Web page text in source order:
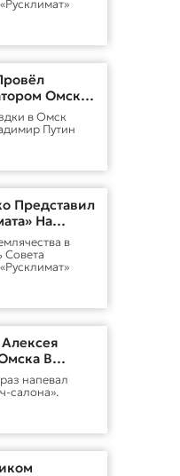
Омской
в Омск
Путин
Представил
На
в
Совета
В
напевал
салона».